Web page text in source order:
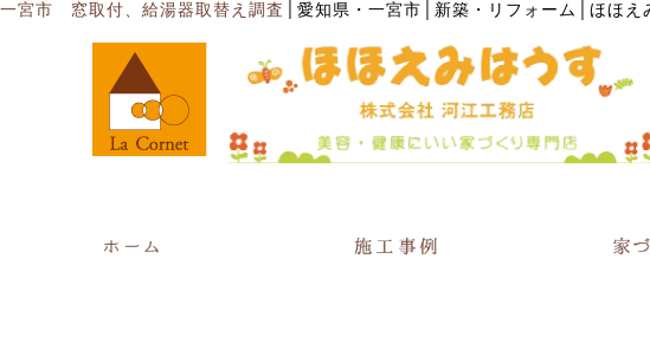
一宮市 窓取付、給湯器取替え調査 愛知県・一宮市│新築・リフォーム│ほほえ